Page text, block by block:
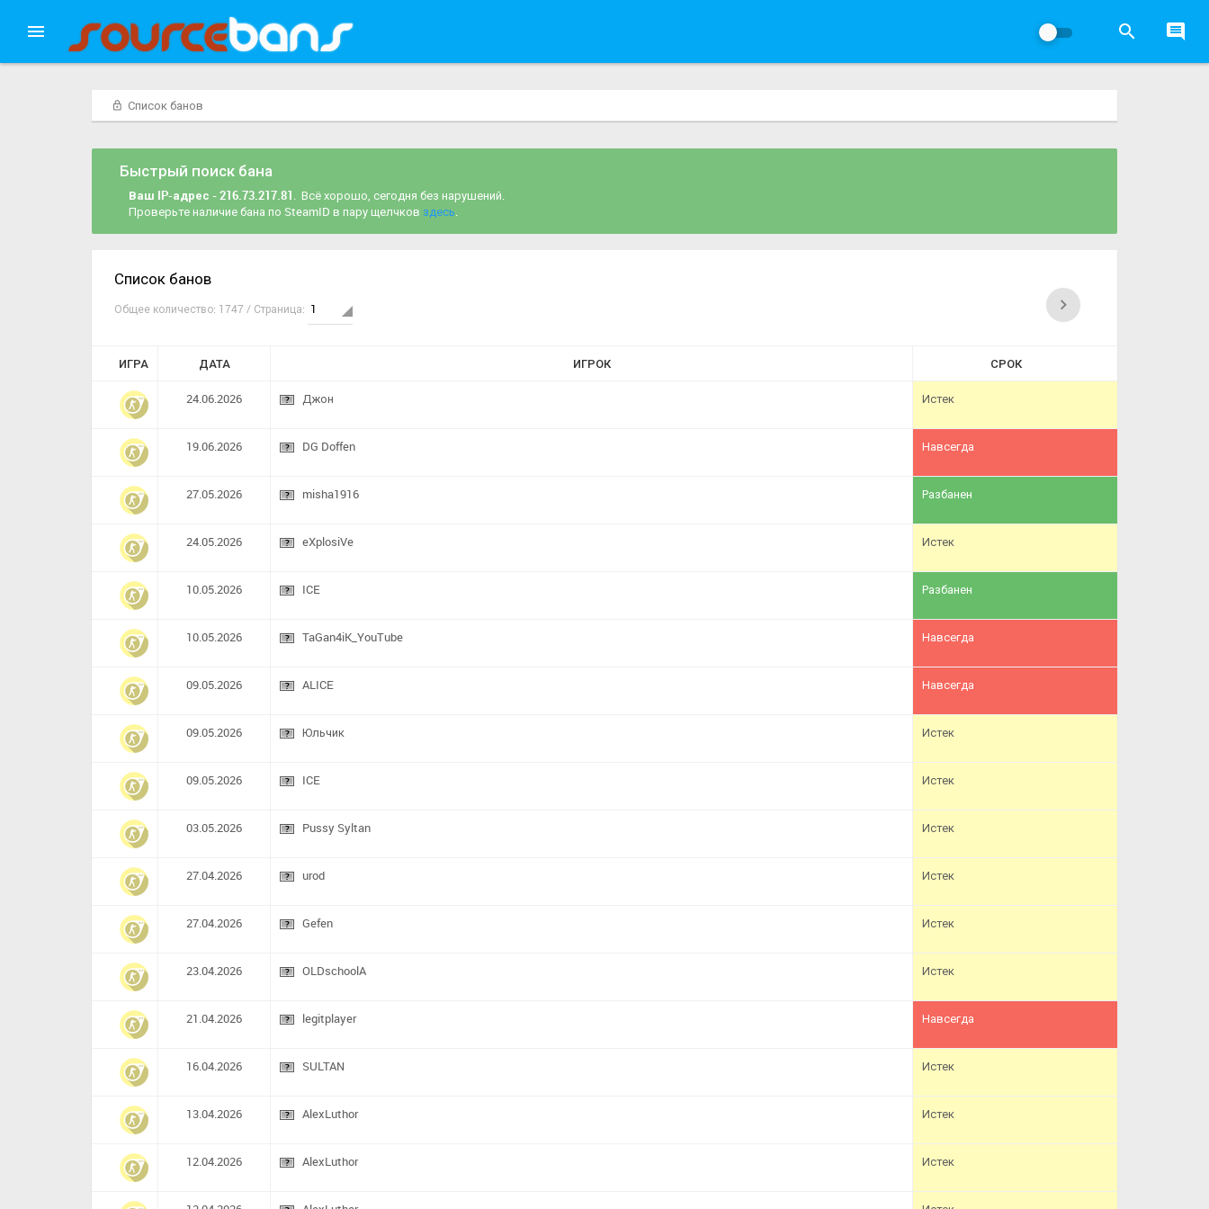
Список банов
Быстрый поиск бана
Ваш IP-адрес - 216.73.217.81. Всё хорошо, сегодня без нарушений.
Проверьте наличие бана по SteamID в пару щелчков здесь.
Список банов
Общее количество: 1747 / Страница:
ИГРА ДАТА ИГРОК СРОК
24.06.2026 Джон Истек
19.06.2026 DG Doffen Навсегда
27.05.2026 misha1916 Разбанен
24.05.2026 eXplosiVe Истек
10.05.2026 ICE Разбанен
10.05.2026 TaGan4iK_YouTube Навсегда
09.05.2026 ALICE Навсегда
09.05.2026 Юльчик Истек
09.05.2026 ICE Истек
03.05.2026 Pussy Syltan Истек
27.04.2026 urod Истек
27.04.2026 Gefen Истек
23.04.2026 OLDschoolA Истек
21.04.2026 legitplayer Навсегда
16.04.2026 SULTAN Истек
13.04.2026 AlexLuthor Истек
12.04.2026 AlexLuthor Истек